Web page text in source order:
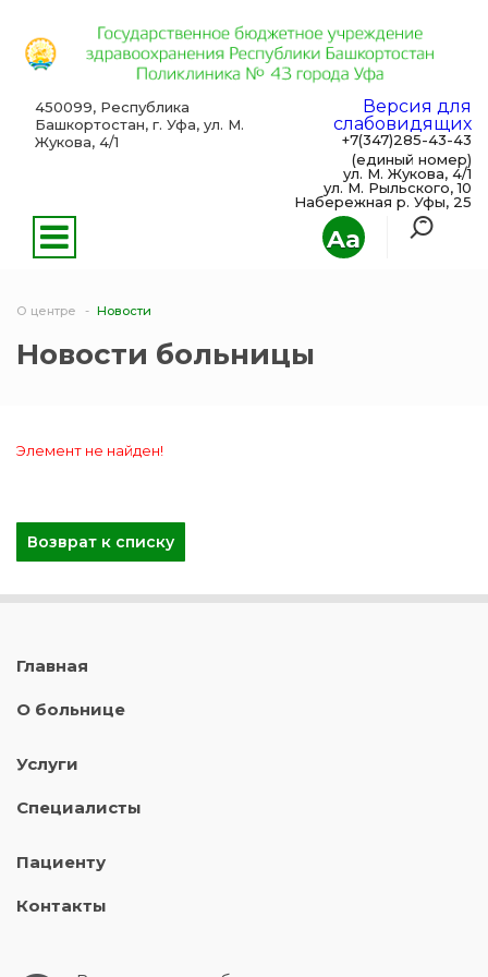
Aa
450099, Республика
Башкортостан, г. Уфа, ул. М.
Жукова, 4/1
Версия для
слабовидящих
+7(347)285-43-43
(единый номер)
ул. М. Жукова, 4/1
ул. М. Рыльского, 10
Набережная р. Уфы, 25
О центре Новости
Новости больницы
Элемент не найден!
Возврат к списку
Главная
О больнице
Услуги
Специалисты
Пациенту
Контакты